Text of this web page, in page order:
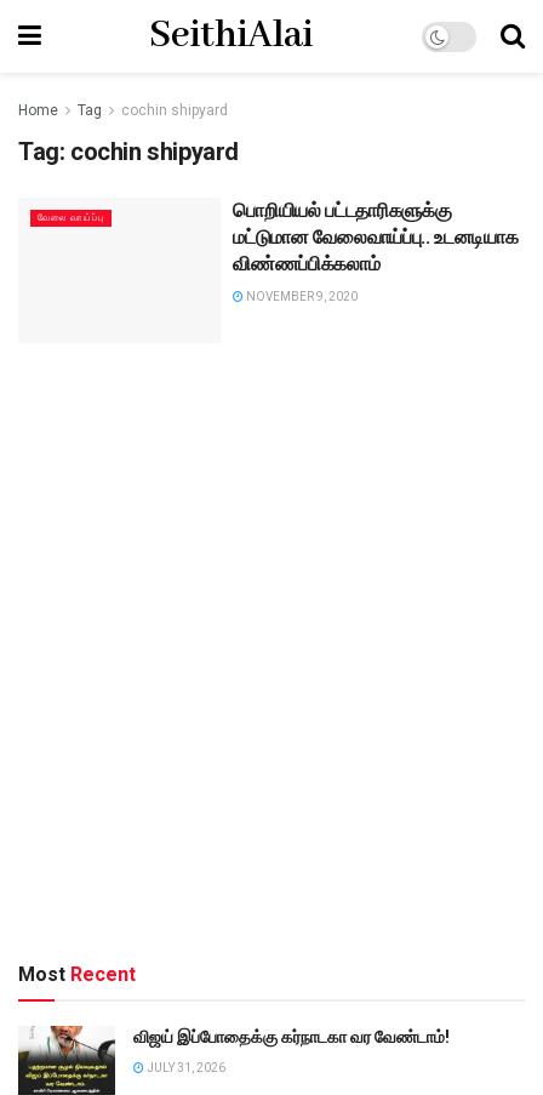
SeithiAlai
Home Tag cochin shipyard
Tag: cochin shipyard
வேலை வாய்ப்பு
பொறியியல் பட்டதாரிகளுக்கு
மட்டுமான வேலைவாய்ப்பு.. உடனடியாக
விண்ணப்பிக்கலாம்
NOVEMBER 9, 2020
Most Recent
விஜய் இப்போதைக்கு கர்நாடகா வர வேண்டாம்!
JULY 31, 2026